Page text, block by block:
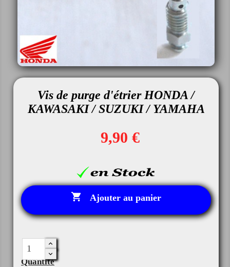
Vis de purge d'étrier HONDA /
KAWASAKI / SUZUKI / YAMAHA
9,90 €
 Ajouter au panier
Quantité